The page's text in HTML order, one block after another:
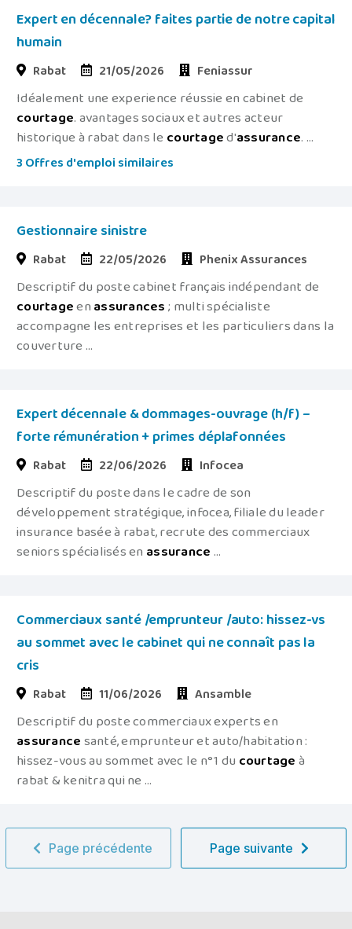
Expert en décennale? faites partie de notre capital
humain
Rabat 21/05/2026 Feniassur
Idéalement une experience réussie en cabinet de
courtage. avantages sociaux et autres acteur
historique à rabat dans le courtaged'assurance. ...
3 Offres d'emploi similaires
Gestionnaire sinistre
Rabat 22/05/2026 Phenix Assurances
Descriptif du poste cabinet français indépendant de
courtageenassurances; multi spécialiste
accompagne les entreprises et les particuliers dans la
couverture ...
Expert décennale & dommages-ouvrage (h/f) –
forte rémunération + primes déplafonnées
Rabat 22/06/2026 Infocea
Descriptif du poste dans le cadre de son
développement stratégique, infocea, filiale du leader
insurance basée à rabat, recrute des commerciaux
seniors spécialisés enassurance ...
Commerciaux santé /emprunteur /auto: hissez-vs
au sommet avec le cabinet qui ne connaît pas la
cris
Rabat 11/06/2026 Ansamble
Descriptif du poste commerciaux experts en
assurancesanté, emprunteur et auto/habitation :
hissez-vous au sommet avec le n°1 ducourtageà
rabat & kenitra qui ne ...
Page précédente Page suivante